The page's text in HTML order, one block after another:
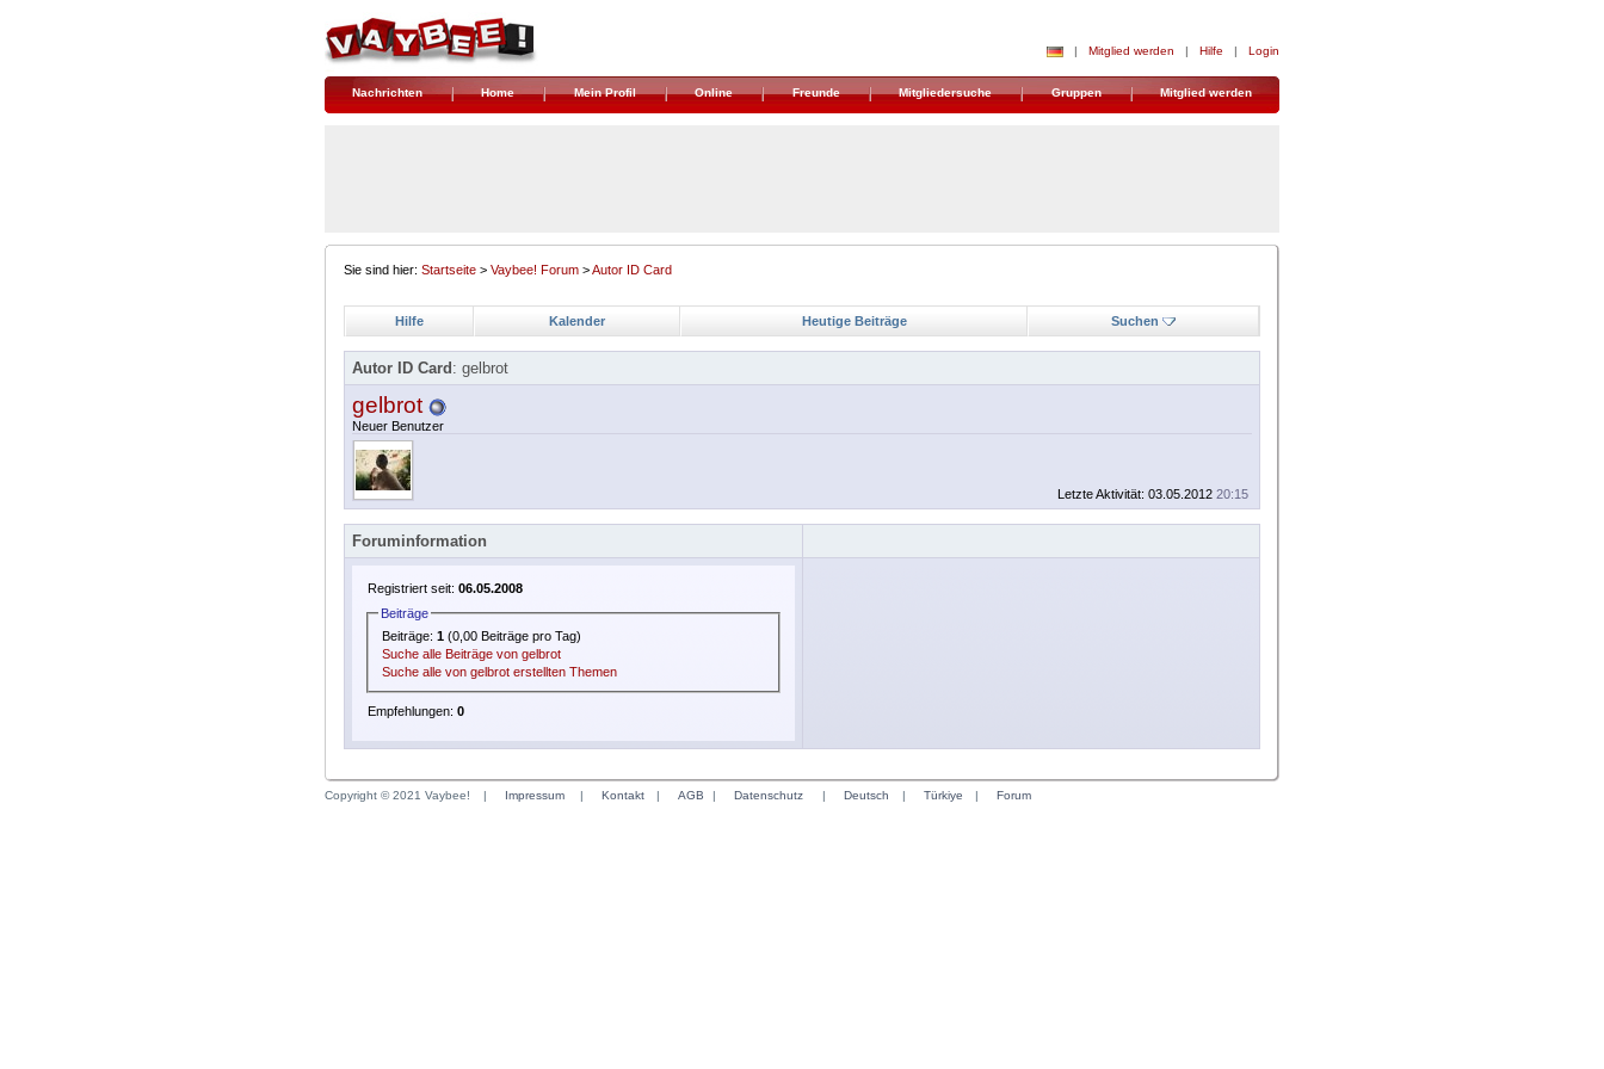
| Mitglied werden | Hilfe | Login
Nachrichten Home Mein Profil Online Freunde Mitgliedersuche Gruppen Mitglied werden
Sie sind hier: Startseite > Vaybee! Forum >Autor ID Card
Hilfe Kalender Heutige Beiträge Suchen
Autor ID Card : gelbrot
gelbrot
Neuer Benutzer
Letzte Aktivität: 03.05.2012 20:15
Foruminformation
Registriert seit: 06.05.2008
Beiträge
Beiträge:1 (0,00 Beiträge pro Tag)
Suche alle Beiträge von gelbrot
Suche alle von gelbrot erstellten Themen
Empfehlungen: 0
Copyright © 2021 Vaybee! | Impressum | Kontakt | AGB | Datenschutz | Deutsch | Türkiye | Forum